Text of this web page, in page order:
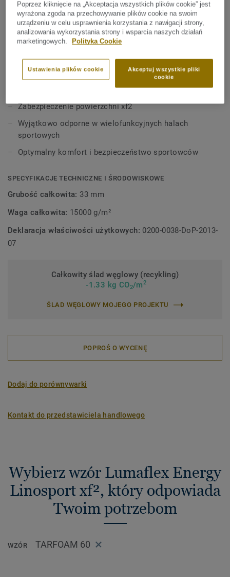
Ta wszechstronna podłoga umożliwia wykorzystywanie sal
gimnastycznych i hal sportowych zarówno do celów
sportowych (koszykówka, siatkówka itd.), jak i
niezwiązanych ze sportem (wybory, egzaminy itd.) bez
warstwa z linoleum jest niezwykle odporna na zniszczenie i
obciążenia toczne.
KLUCZOWE CECHY
Wyprodukowano we Włoszech
Biblioteka BIM
Bardzo dobre parametry (spełnia wymogi normy EN
14904:A4)
Zabezpieczenie powierzchni xf2
Wyjątkowo odporne w wielofunkcyjnych halach
sportowych
Optymalny komfort i bezpieczeństwo sportowców
SPECYFIKACJE TECHNICZNE I ŚRODOWISKOWE
Grubość całkowita: 33 mm
Waga całkowita: 15000 g/m²
Deklaracja właściwości użytkowych: 0200-0038-DoP-2013-
07
Całkowity ślad węglowy (recykling)
-1.33 kg CO2/m2
ŚLAD WĘGLOWY MOJEGO PROJEKTU
POPROŚ O WYCENĘ
Dodaj do porównywarki
Kontakt do przedstawiciela handlowego
Wybierz wzór Lumaflex Energy
Linosport xf², który odpowiada
Twoim potrzebom
WZÓR TARFOAM 60
Poprzez kliknięcie na „Akceptacja wszystkich plików cookie” jest
wyrażona zgoda na przechowywanie plików cookie na swoim
urządzeniu w celu usprawnienia korzystania z nawigacji strony,
analizowania wykorzystania strony i wsparcia naszych działań
marketingowych.
Polityka Cookie
Akceptuj wszystkie pliki
cookie
Ustawienia plików cookie